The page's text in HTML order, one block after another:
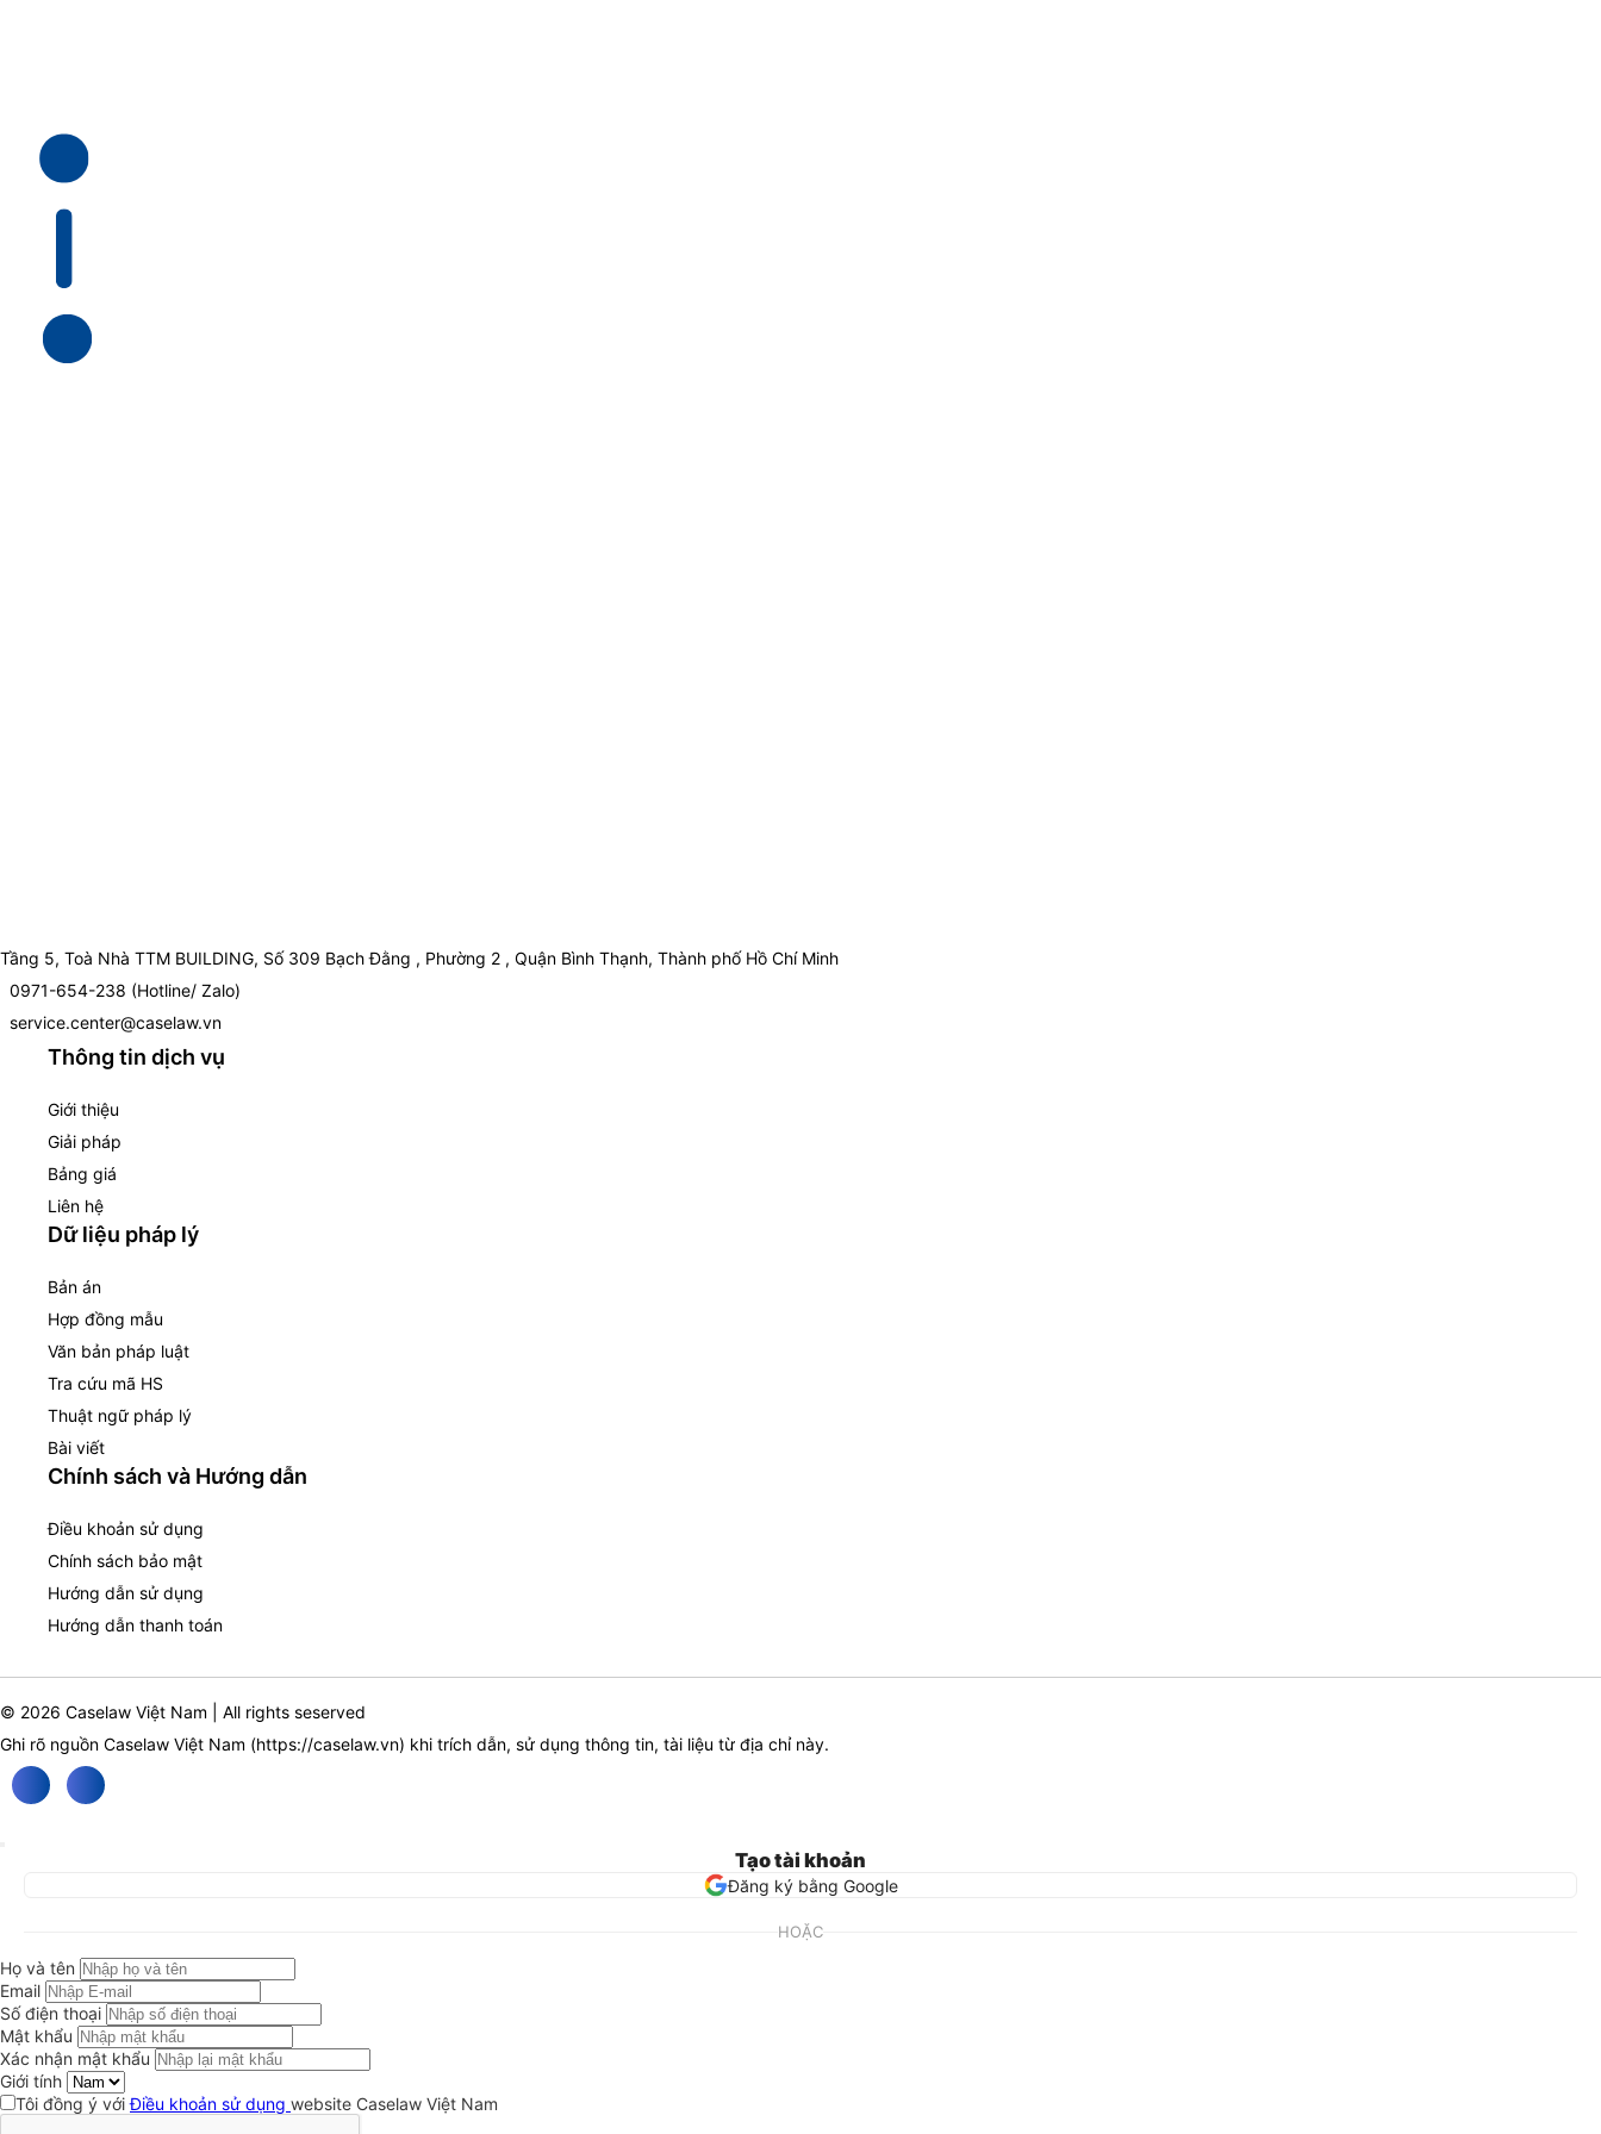
Tầng 5, Toà Nhà TTM BUILDING, Số 309 Bạch Đằng , Phường 2 , Quận Bình Thạnh, Thành phố Hồ Chí Minh
0971-654-238 (Hotline/ Zalo)
service.center@caselaw.vn
Thông tin dịch vụ
Giới thiệu
Giải pháp
Bảng giá
Liên hệ
Dữ liệu pháp lý
Bản án
Hợp đồng mẫu
Văn bản pháp luật
Tra cứu mã HS
Thuật ngữ pháp lý
Bài viết
Chính sách và Hướng dẫn
Điều khoản sử dụng
Chính sách bảo mật
Hướng dẫn sử dụng
Hướng dẫn thanh toán
© 2026 Caselaw Việt Nam | All rights seserved
Ghi rõ nguồn Caselaw Việt Nam (https://caselaw.vn) khi trích dẫn, sử dụng thông tin, tài liệu từ địa chỉ này.
Tạo tài khoản
Đăng ký bằng Google
HOẶC
Họ và tên
Email
Số điện thoại
Mật khẩu
Xác nhận mật khẩu
Giới tính
Tôi đồng ý vớiĐiều khoản sử dụng website Caselaw Việt Nam